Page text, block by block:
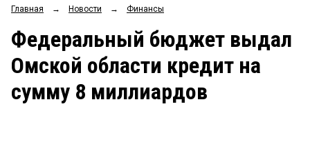
ОБЩЕСТВО
ЗАКОН Рейтинги
Блоги
Архив
Главная → Новости → Финансы
Федеральный бюджет выдал
Омской области кредит на
сумму 8 миллиардов